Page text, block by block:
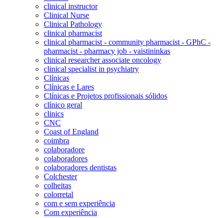
clinical instructor
Clinical Nurse
Clinical Pathology
clinical pharmacist
clinical pharmacist - community pharmacist - GPhC -
pharmacist - pharmacy job - vaistininkas
clinical researcher associate oncology
clinical specialist in psychiatry
Clínicas
Clínicas e Lares
Clínicas e Projetos profissionais sólidos
clínico geral
clinics
CNC
Coast of England
coimbra
colaboradore
colaboradores
colaboradores dentistas
Colchester
colheitas
colorretal
com e sem experiência
Com experiência